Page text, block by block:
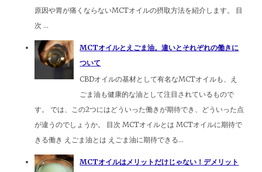
原因や胃が痛くならないMCTオイルの摂取方法を紹介します。 目
次 ...
MCTオイルとえごま油。違いとそれぞれの働きに
ついて
CBDオイルの基材として有名なMCTオイルも、え
ごま油も健康的な油として注目されているもので
す。 では、この2つにはどういった働きが期待でき、どういった点
が違うのでしょうか。 目次 MCTオイルとは MCTオイルに期待で
きる働き えごま油とは えごま油に期待できる...
MCTオイルはメリットだけじゃない！デメリット